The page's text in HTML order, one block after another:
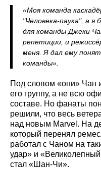
«Моя команда
"Человека-паука", а
для команды Джеки
репетиции, и
меня. Я дал ему
команды».
Под словом «они» Чан
его группу, а не всю
составе. Но фанаты
решили, что весь
над новым Marvel. На
который перенял
работал с Чаном на
удар» и
стал «Шан-Чи».